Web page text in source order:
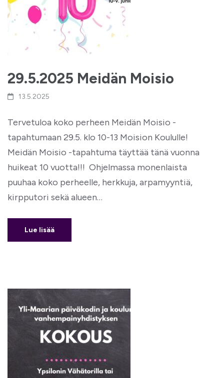
29.5.2025 Meidän Moisio
13.5.2025
Tervetuloa koko perheen Meidän Moisio -
tapahtumaan 29.5. klo 10-13 Moision Koululle!
Meidän Moisio -tapahtuma täyttää tänä vuonna
huikeat 10 vuotta!!! Ohjelmassa monenlaista
puuhaa koko perheelle, herkkuja, arpamyyntiä,
kirpputori sekä alueen…
Lue lisää